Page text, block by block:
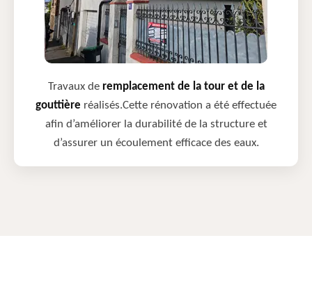
Travaux de remplacement de la tour et de la
gouttière réalisés.Cette rénovation a été effectuée
afin d’améliorer la durabilité de la structure et
d’assurer un écoulement efficace des eaux.